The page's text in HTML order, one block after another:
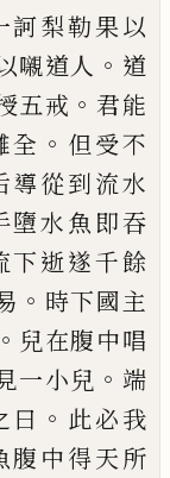
訶梨勒果以
嚫道人 。 道
五戒 。 君能
全 。 但受不
導從到流水
墮水魚即吞
下逝遂千餘
。 時下國主
。 兒在腹中唱
見一小兒 。 端
曰 。 此必我
腹中得天所